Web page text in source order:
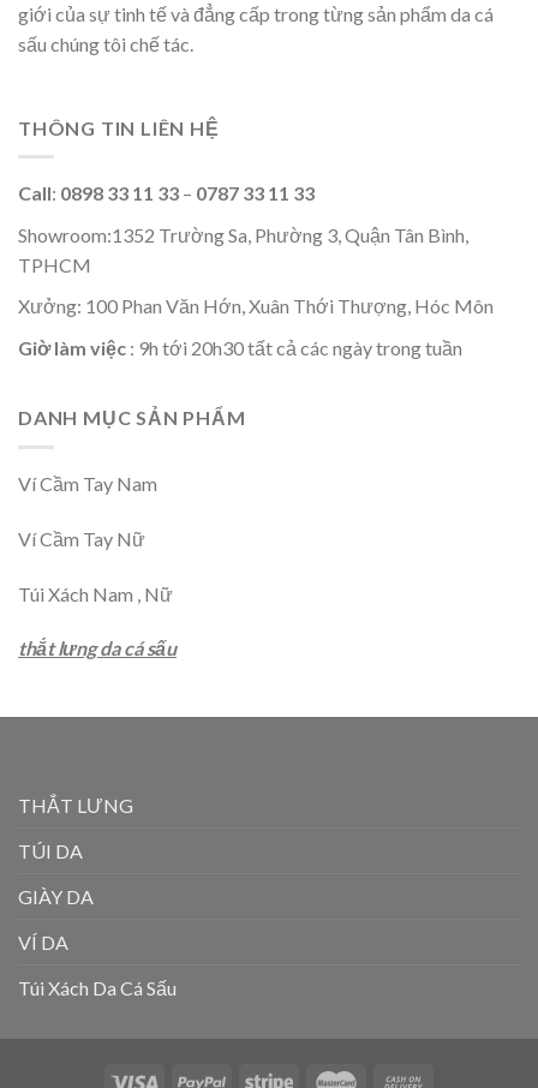
giới của sự tinh tế và đẳng cấp trong từng sản phẩm da cá
sấu chúng tôi chế tác.
THÔNG TIN LIÊN HỆ
Call: 0898 33 11 33 – 0787 33 11 33
Showroom:1352 Trường Sa, Phường 3, Quận Tân Bình,
TPHCM
Xưởng: 100 Phan Văn Hớn, Xuân Thới Thượng, Hóc Môn
Giờ làm việc : 9h tới 20h30 tất cả các ngày trong tuần
DANH MỤC SẢN PHẨM
Ví Cầm Tay Nam
Ví Cầm Tay Nữ
Túi Xách Nam , Nữ
thắt lưng da cá sấu
THẮT LƯNG
TÚI DA
GIÀY DA
VÍ DA
Túi Xách Da Cá Sấu